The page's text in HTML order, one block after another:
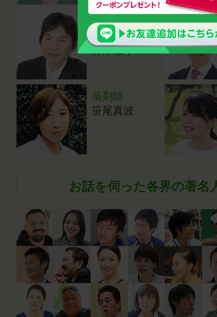
心理カウンセ
ラー・講師
鈴木雅幸
薬剤師
笹尾真波
お話を伺った各界の著名